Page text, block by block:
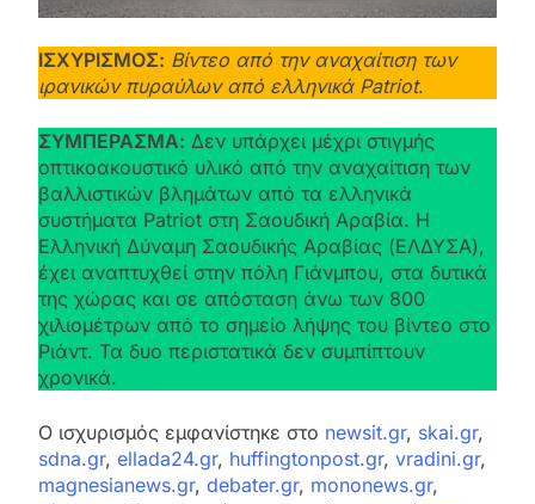
ΙΣΧΥΡΙΣΜΟΣ: Βίντεο από την αναχαίτιση των
ιρανικών πυραύλων από ελληνικά Patriot.
ΣΥΜΠΕΡΑΣΜΑ: Δεν υπάρχει μέχρι στιγμής
οπτικοακουστικό υλικό από την αναχαίτιση των
βαλλιστικών βλημάτων από τα ελληνικά
συστήματα Patriot στη Σαουδική Αραβία. Η
Ελληνική Δύναμη Σαουδικής Αραβίας (ΕΛΔΥΣΑ),
έχει αναπτυχθεί στην πόλη Γιάνμπου, στα δυτικά
της χώρας και σε απόσταση άνω των 800
χιλιομέτρων από το σημείο λήψης του βίντεο στο
Ριάντ. Τα δυο περιστατικά δεν συμπίπτουν
χρονικά.
Ο ισχυρισμός εμφανίστηκε στο newsit.gr, skai.gr,
sdna.gr, ellada24.gr, huffingtonpost.gr, vradini.gr,
magnesianews.gr, debater.gr, mononews.gr,